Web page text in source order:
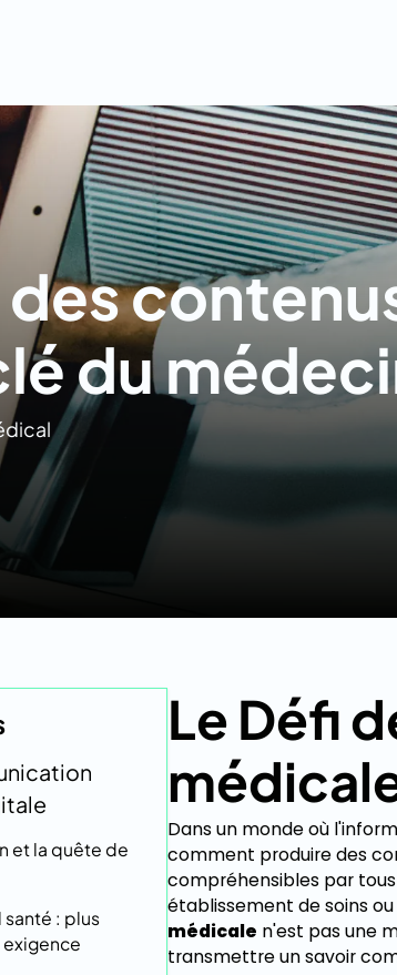
du
et la quête de
: plus
Le Défi
Dans un monde où
comment produire des
compréhensibles par
établissement de soins
médicale n'est pas une
transmettre un savoir